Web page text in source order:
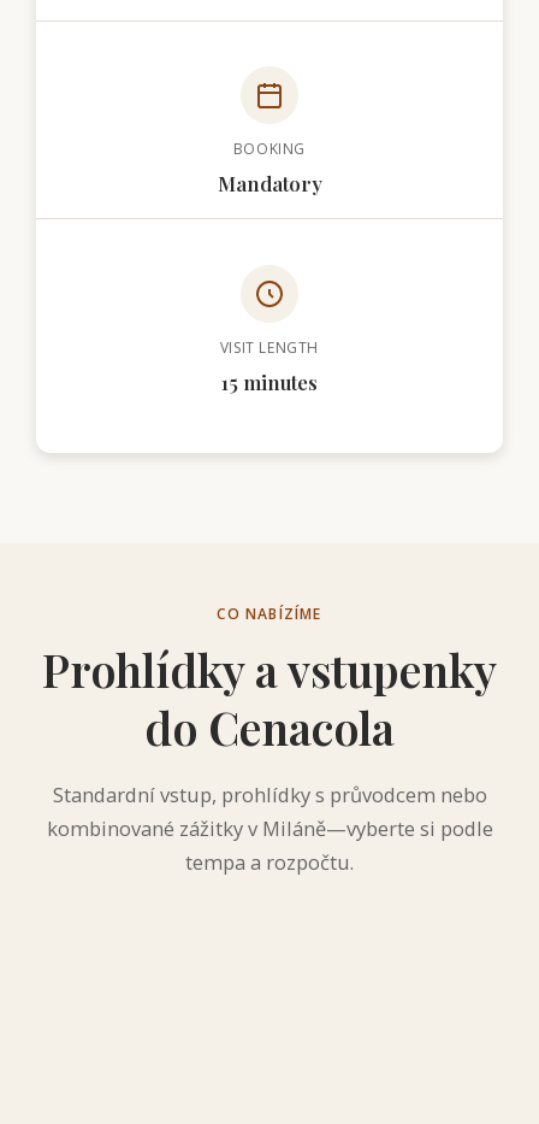
BOOKING
Mandatory
VISIT LENGTH
15 minutes
CO NABÍZÍME
Prohlídky a vstupenky
do Cenacola
Standardní vstup, prohlídky s průvodcem nebo
kombinované zážitky v Miláně—vyberte si podle
tempa a rozpočtu.